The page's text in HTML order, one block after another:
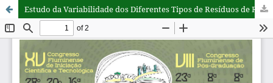
Estudo da Variabilidade dos Diferentes Tipos de Resíduos de Rochas Ornamentais para Produção de Rochas Aglomeradas Artificiais